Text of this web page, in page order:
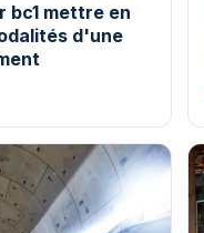
bc1 mettre en
d'une